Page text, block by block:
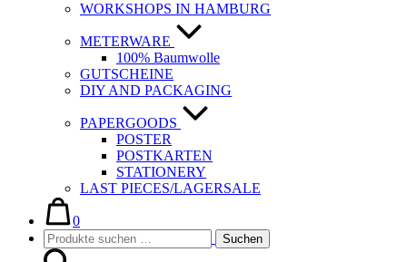
WORKSHOPS IN HAMBURG
METERWARE
100% Baumwolle
GUTSCHEINE
DIY AND PACKAGING
PAPERGOODS
POSTER
POSTKARTEN
STATIONERY
LAST PIECES/LAGERSALE
Warenkorb
0im
Warenkorb
Suche-
Schalter
Suchen
nach:
Suchen